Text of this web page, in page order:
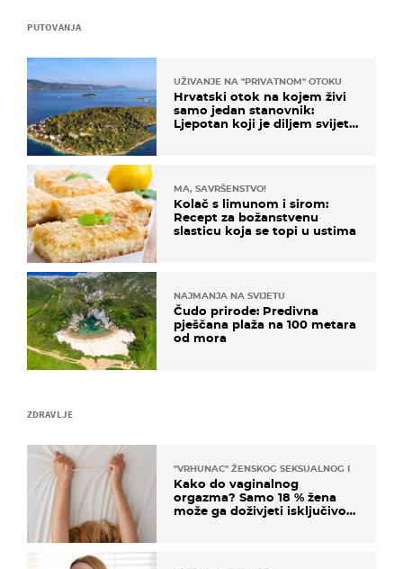
ZDRAVLJE
"VRHUNAC" ŽENSKOG SEKSUALNOG ISKUSTVA
Kako do vaginalnog
orgazma? Samo 18 % žena
može ga doživjeti isključivo
PUTOVANJA
UŽIVANJE NA "PRIVATNOM" OTOKU
Hrvatski otok na kojem živi
samo jedan stanovnik:
Ljepotan koji je diljem svijeta
MA, SAVRŠENSTVO!
Kolač s limunom i sirom:
Recept za božanstvenu
slasticu koja se topi u ustima
NAJMANJA NA SVIJETU
Čudo prirode: Predivna
pješčana plaža na 100 metara
od mora